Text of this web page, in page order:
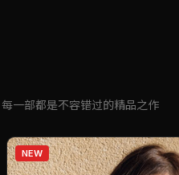
一部都是不容错过的精品之作
NEW